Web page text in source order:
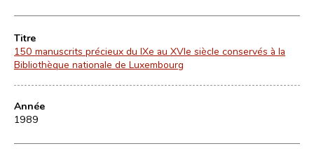
Titre
150 manuscrits précieux du IXe au XVIe siècle conservés à la
Bibliothèque nationale de Luxembourg
Année
1989